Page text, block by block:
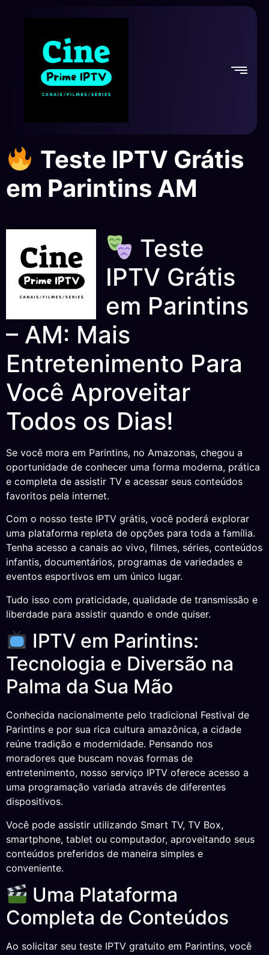
Teste IPTV Grátis
em Parintins AM
Teste
IPTV Grátis
em Parintins
– AM: Mais
Entretenimento Para
Você Aproveitar
Todos os Dias!
Se você mora em Parintins, no Amazonas, chegou a
oportunidade de conhecer uma forma moderna, prática
e completa de assistir TV e acessar seus conteúdos
favoritos pela internet.
Com o nosso teste IPTV grátis, você poderá explorar
uma plataforma repleta de opções para toda a família.
Tenha acesso a canais ao vivo, filmes, séries, conteúdos
infantis, documentários, programas de variedades e
eventos esportivos em um único lugar.
Tudo isso com praticidade, qualidade de transmissão e
liberdade para assistir quando e onde quiser.
IPTV em Parintins:
Tecnologia e Diversão na
Palma da Sua Mão
Conhecida nacionalmente pelo tradicional Festival de
Parintins e por sua rica cultura amazônica, a cidade
reúne tradição e modernidade. Pensando nos
moradores que buscam novas formas de
entretenimento, nosso serviço IPTV oferece acesso a
uma programação variada através de diferentes
dispositivos.
Você pode assistir utilizando Smart TV, TV Box,
smartphone, tablet ou computador, aproveitando seus
conteúdos preferidos de maneira simples e
conveniente.
Uma Plataforma
Completa de Conteúdos
Ao solicitar seu teste IPTV gratuito em Parintins, você